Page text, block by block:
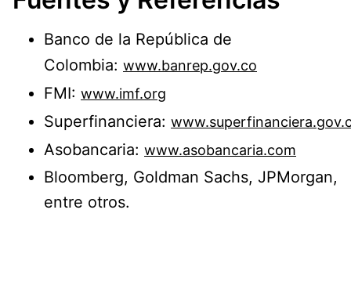
Banco de la República de
Colombia: www.banrep.gov.co
FMI: www.imf.org
Superfinanciera:
Asobancaria: www.asobancaria.com
Bloomberg, Goldman Sachs, JPMorgan,
entre otros.